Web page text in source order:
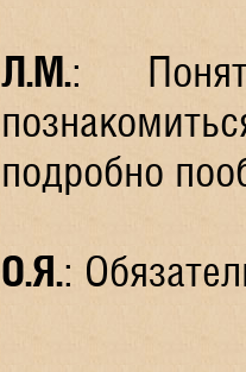
Л.М.:
подробно
О.Я.: